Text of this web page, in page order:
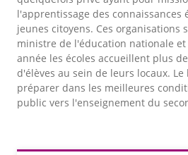
l'apprentissage des connaissances
jeunes citoyens. Ces organisations
ministre de l'éducation nationale et
année les écoles accueillent plus
d'élèves au sein de leurs locaux.
préparer dans les meilleures
public vers l'enseignement du